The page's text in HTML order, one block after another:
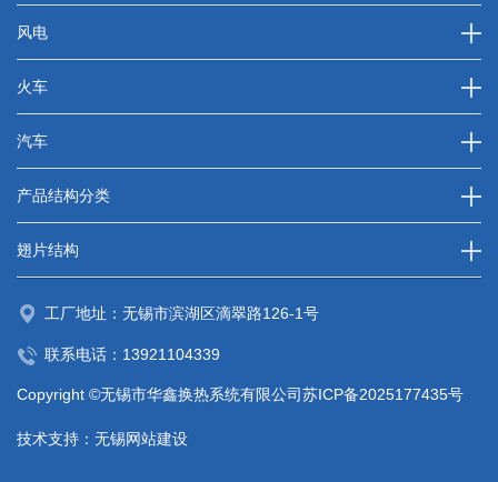
风电
火车
汽车
产品结构分类
翅片结构
工厂地址：无锡市滨湖区滴翠路126-1号
联系电话： 13921104339
Copyright ©无锡市华鑫换热系统有限公司苏ICP备2025177435号
技术支持： 无锡网站建设